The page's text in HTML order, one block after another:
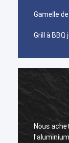
Gamelle
Grill à BBQ
Nous